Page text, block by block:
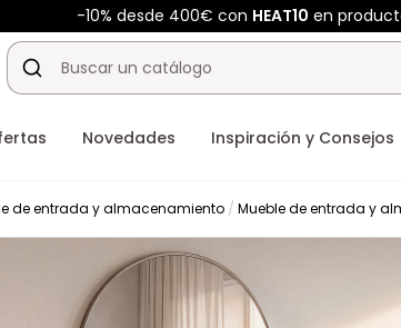
-10% desde 400€ con HEAT10 en
Novedades Inspiración y Consejos
de entrada y almacenamiento Mueble de entrada y